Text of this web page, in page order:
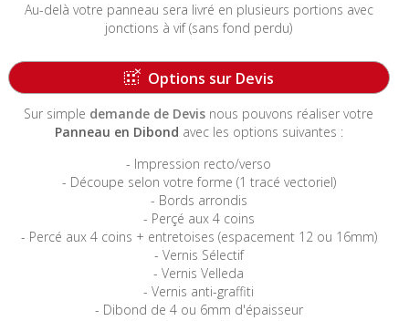
Au-delà votre panneau sera livré en plusieurs portions avec
jonctions à vif (sans fond perdu)
Options sur Devis
Sur simple demande de Devis nous pouvons réaliser votre
Panneau en Dibond avec les options suivantes :
- Impression recto/verso
- Découpe selon votre forme (1 tracé vectoriel)
- Bords arrondis
- Perçé aux 4 coins
- Percé aux 4 coins + entretoises (espacement 12 ou 16mm)
- Vernis Sélectif
- Vernis Velleda
- Vernis anti-graffiti
- Dibond de 4 ou 6mm d'épaisseur